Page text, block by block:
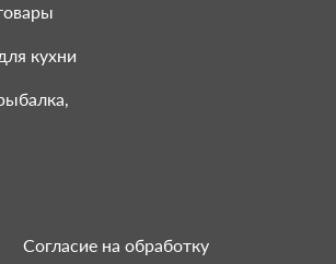
кухни
Согласие на обработку